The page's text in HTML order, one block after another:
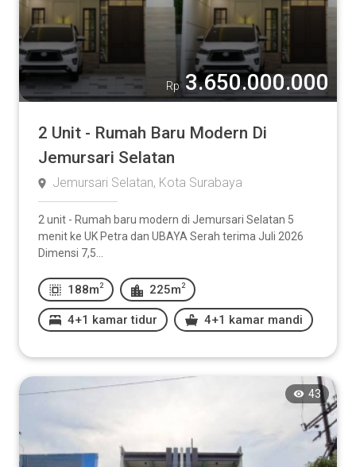
Rp 3.650.000.000
2 Unit - Rumah Baru Modern Di
Jemursari Selatan
Jemursari Selatan, Kota Surabaya
2 unit - Rumah baru modern di Jemursari Selatan 5
menit ke UK Petra dan UBAYA Serah terima Juli 2026
Dimensi 7,5...
188m 2 225m 2
4+1 kamar tidur 4+1 kamar mandi
43